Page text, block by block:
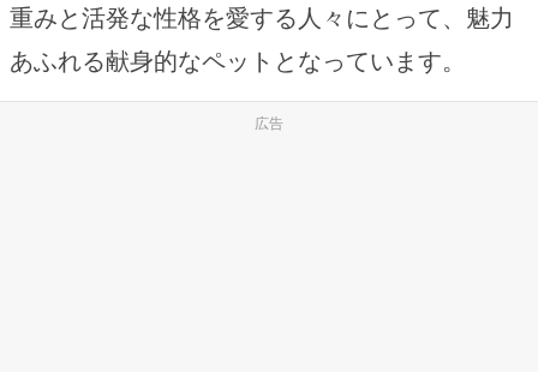
重みと活発な性格を愛する人々にとって、魅力
あふれる献身的なペットとなっています。
広告